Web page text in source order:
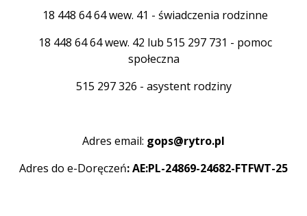
18 448 64 64 wew. 41 - świadczenia rodzinne
18 448 64 64 wew. 42 lub 515 297 731 - pomoc
społeczna
515 297 326 - asystent rodziny
Adres email: gops@rytro.pl
Adres do e-Doręczeń: AE:PL-24869-24682-FTFWT-25